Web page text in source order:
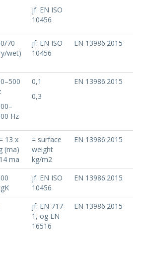
jf. EN ISO
10456
70
wet)
jf. EN ISO
10456
EN 13986:2015
Hz
0,1
0,3
EN 13986:2015
13 x
(ma)
ma
= surface
weight
kg/m2
EN 13986:2015
jf. EN ISO
10456
EN 13986:2015
jf. EN 717-
1, og EN
16516
EN 13986:2015